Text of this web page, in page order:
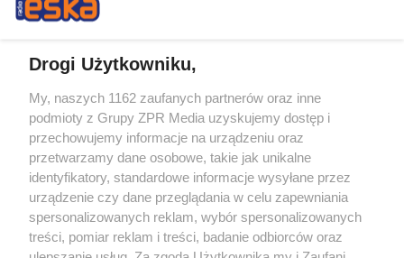
Żaden utwór zamieszczony w serwisie nie może być powielany i
rozpowszechniany lub dalej rozpowszechniany w jakikolwiek sposób (w
tym także elektroniczny lub mechaniczny) na jakimkolwiek polu
eksploatacji w jakiejkolwiek formie, włącznie z umieszczaniem w Internecie
bez pisemnej zgody właściciela praw. Jakiekolwiek użycie lub
wykorzystanie utworów w całości lub w części z naruszeniem prawa, tzn.
bez właściwej zgody, jest zabronione pod groźbą kary i może być ścigane
prawnie.
Drogi Użytkowniku,
My, naszych 1162 zaufanych partnerów oraz inne
podmioty z Grupy ZPR Media uzyskujemy dostęp i
przechowujemy informacje na urządzeniu oraz
przetwarzamy dane osobowe, takie jak unikalne
identyfikatory, standardowe informacje wysyłane przez
urządzenie czy dane przeglądania w celu zapewniania
spersonalizowanych reklam, wybór spersonalizowanych
treści, pomiar reklam i treści, badanie odbiorców oraz